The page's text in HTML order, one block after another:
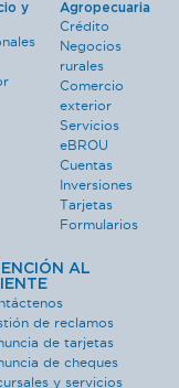
y
Agropecuaria
Crédito
Negocios
rurales
Comercio
exterior
Servicios
eBROU
Cuentas
Inversiones
Tarjetas
Formularios
AL
de reclamos
de tarjetas
de cheques
y servicios